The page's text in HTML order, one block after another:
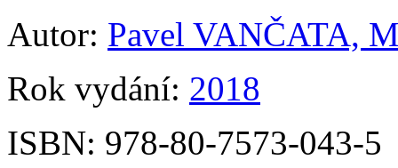
Autor: Pavel VANČATA,
Rok vydání: 2018
ISBN: 978-80-7573-043-5